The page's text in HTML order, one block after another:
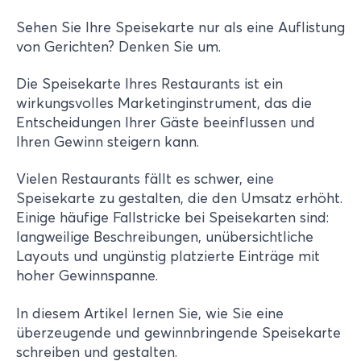
Sehen Sie Ihre Speisekarte nur als eine Auflistung
von Gerichten? Denken Sie um.
Die Speisekarte Ihres Restaurants ist ein
wirkungsvolles Marketinginstrument, das die
Entscheidungen Ihrer Gäste beeinflussen und
Ihren Gewinn steigern kann.
Vielen Restaurants fällt es schwer, eine
Speisekarte zu gestalten, die den Umsatz erhöht.
Einige häufige Fallstricke bei Speisekarten sind:
langweilige Beschreibungen, unübersichtliche
Layouts und ungünstig platzierte Einträge mit
hoher Gewinnspanne.
In diesem Artikel lernen Sie, wie Sie eine
überzeugende und gewinnbringende Speisekarte
schreiben und gestalten.